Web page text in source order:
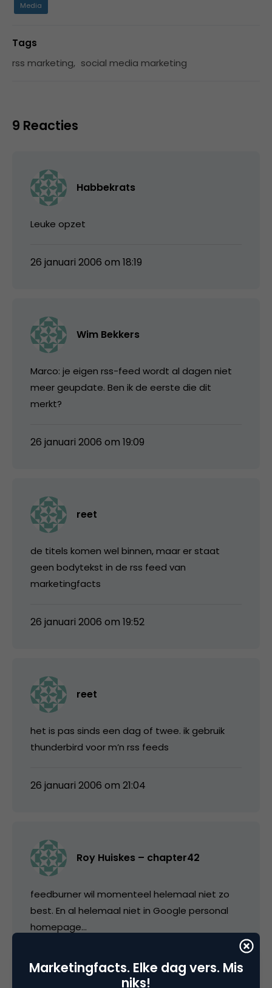
Media
Tags
rss marketing, social media marketing
9 Reacties
Habbekrats
Leuke opzet
26 januari 2006 om 18:19
Wim Bekkers
Marco: je eigen rss-feed wordt al dagen niet
meer geupdate. Ben ik de eerste die dit
merkt?
26 januari 2006 om 19:09
reet
de titels komen wel binnen, maar er staat
geen bodytekst in de rss feed van
marketingfacts
26 januari 2006 om 19:52
reet
het is pas sinds een dag of twee. ik gebruik
thunderbird voor m’n rss feeds
26 januari 2006 om 21:04
Roy Huiskes – chapter42
feedburner wil momenteel helemaal niet zo
best. En al helemaal niet in Google personal
homepage…
26 januari 2006 om 21:09
Marketingfacts. Elke dag vers. Mis
niks!